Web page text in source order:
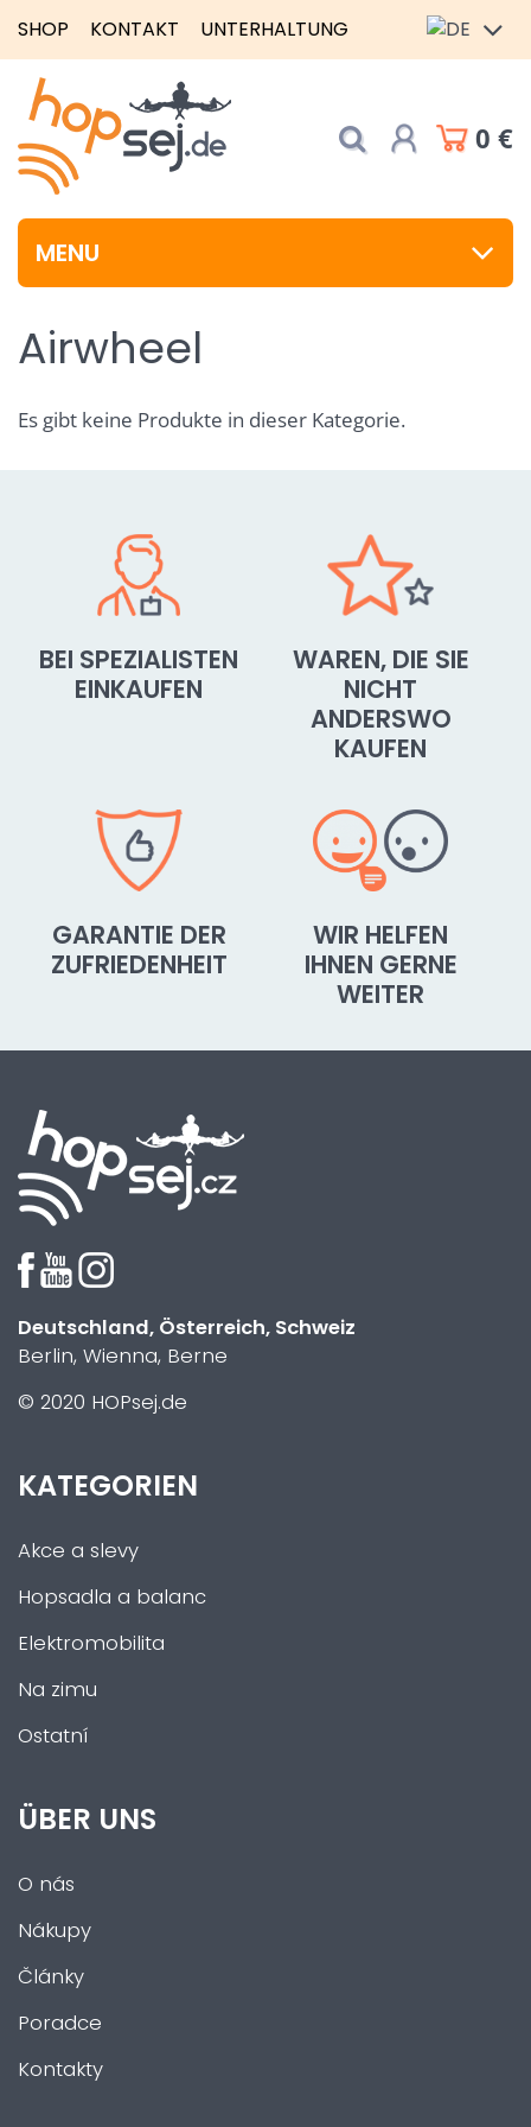
SHOP KONTAKT UNTERHALTUNG
0 €
MENU
Airwheel
Es gibt keine Produkte in dieser Kategorie.
BEI SPEZIALISTEN
EINKAUFEN
WAREN, DIE SIE
NICHT
ANDERSWO
KAUFEN
GARANTIE DER
ZUFRIEDENHEIT
WIR HELFEN
IHNEN GERNE
WEITER
Deutschland, Österreich, Schweiz
Berlin, Wienna, Berne
© 2020 HOPsej.de
KATEGORIEN
Akce a slevy
Hopsadla a balanc
Elektromobilita
Na zimu
Ostatní
ÜBER UNS
O nás
Nákupy
Články
Poradce
Kontakty